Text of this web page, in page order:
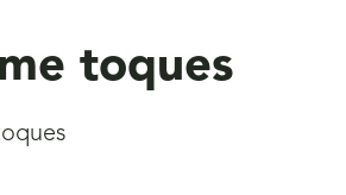
toques